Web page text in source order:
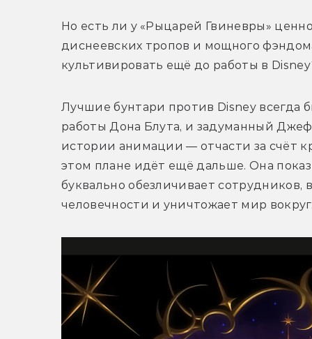
Но есть ли у «Рыцарей Гвиневры»
диснеевских тропов и мощного
культивировать ещё до работы в
Лучшие бунтари против Disney
работы Дона Блута, и задуманный
истории анимации — отчасти за счёт
этом плане идёт ещё дальше. Она
буквально обезличивает сотрудников,
человечности и уничтожает мир